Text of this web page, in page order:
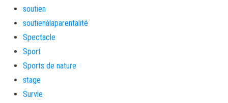
soutien
soutienàlaparentalité
Spectacle
Sport
Sports de nature
stage
Survie